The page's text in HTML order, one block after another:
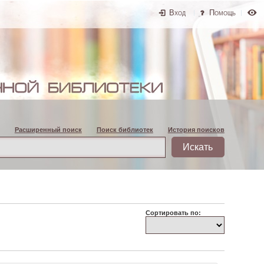
Вход Помощь
Расширенный поиск Поиск библиотек История поисков
Сортировать по: